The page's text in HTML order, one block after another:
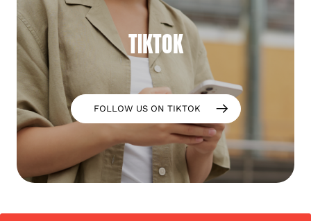
TIKTOK
FOLLOW US ON TIKTOK